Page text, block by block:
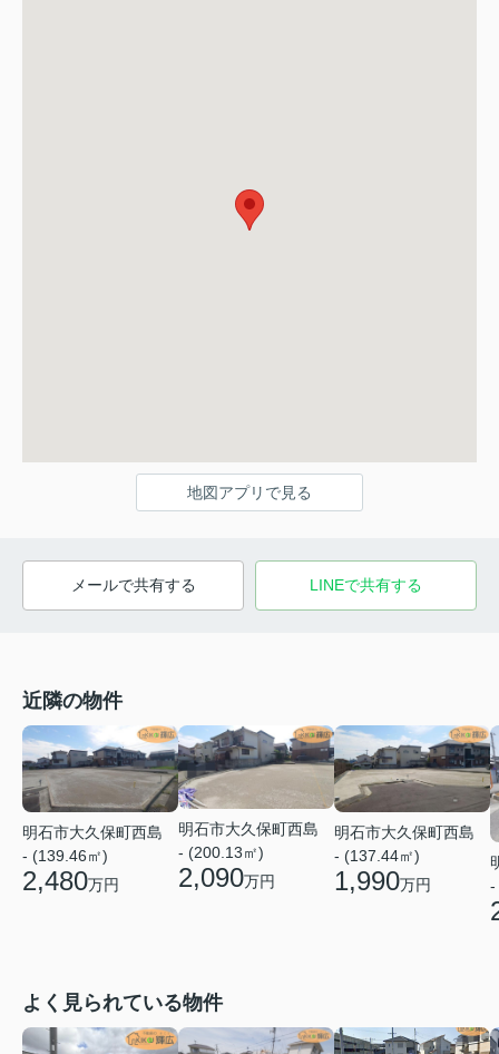
地図アプリで見る
メールで共有する LINEで共有する
近隣の物件
明石市大久保町西島
- (139.46㎡)
2,480万円
明石市大久保町西島
- (200.13㎡)
2,090万円
明石市大久保町西島
- (137.44㎡)
1,990万円
-
よく見られている物件